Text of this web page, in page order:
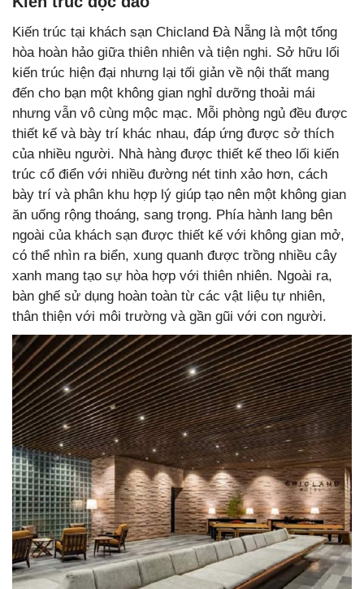
Kiến trúc tại khách sạn Chicland Đà Nẵng là một tổng
hòa hoàn hảo giữa thiên nhiên và tiện nghi. Sở hữu lối
kiến trúc hiện đại nhưng lại tối giản về nội thất mang
đến cho bạn một không gian nghỉ dưỡng thoải mái
nhưng vẫn vô cùng mộc mạc. Mỗi phòng ngủ đều được
thiết kế và bày trí khác nhau, đáp ứng được sở thích
của nhiều người. Nhà hàng được thiết kế theo lối kiến
trúc cổ điển với nhiều đường nét tinh xảo hơn, cách
bày trí và phân khu hợp lý giúp tạo nên một không gian
ăn uống rộng thoáng, sang trọng. Phía hành lang bên
ngoài của khách sạn được thiết kế với không gian mở,
có thể nhìn ra biển, xung quanh được trồng nhiều cây
xanh mang tạo sự hòa hợp với thiên nhiên. Ngoài ra,
bàn ghế sử dụng hoàn toàn từ các vật liệu tự nhiên,
thân thiện với môi trường và gần gũi với con người.